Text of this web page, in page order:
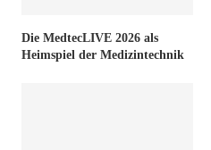
Die MedtecLIVE 2026 als
Heimspiel der Medizintechnik